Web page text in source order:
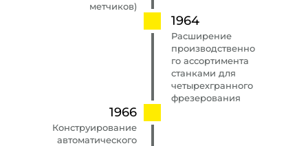
метчиков)
1964
Расширение
производственно
го ассортимента
станками для
четырехгранного
фрезерования
1966
Конструирование
автоматического